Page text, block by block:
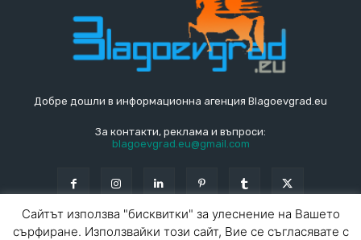
Добре дошли в информационна агенция Blagoevgrad.eu
За контакти, реклама и въпроси:
blagoevgrad.eu@gmail.com
Сайтът използва "бисквитки" за улеснение на Вашето
сърфиране. Използвайки този сайт, Вие се съгласявате с